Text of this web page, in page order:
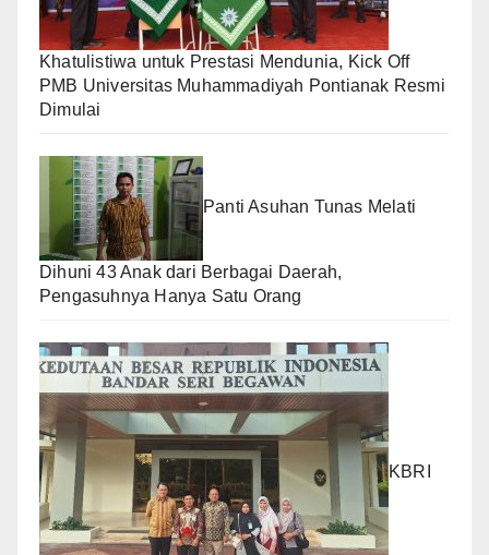
Khatulistiwa untuk Prestasi Mendunia, Kick Off
PMB Universitas Muhammadiyah Pontianak Resmi
Dimulai
Panti Asuhan Tunas Melati
Dihuni 43 Anak dari Berbagai Daerah,
Pengasuhnya Hanya Satu Orang
KBRI